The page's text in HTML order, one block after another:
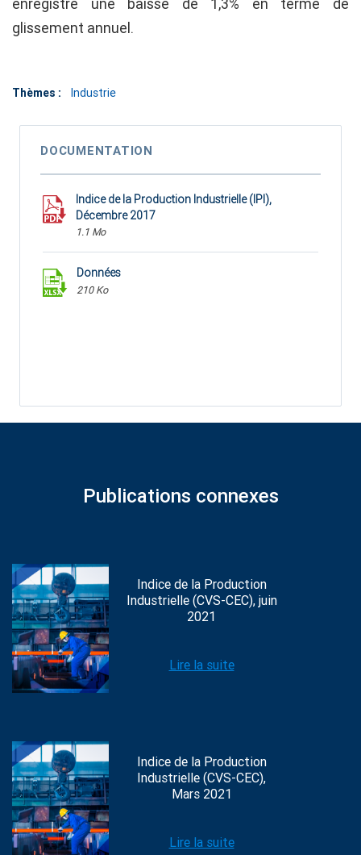
enregistré une baisse de 1,3% en terme de
glissement annuel.
Thèmes : Industrie
DOCUMENTATION
Indice de la Production Industrielle (IPI),
Décembre 2017
1.1 Mo
Données
210 Ko
Publications connexes
Indice de la Production
Industrielle (CVS-CEC), juin
2021
Lire la suite
Indice de la Production
Industrielle (CVS-CEC),
Mars 2021
Lire la suite